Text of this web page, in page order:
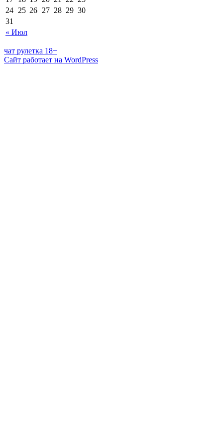
« Июл
24 25 26 27 28 29 30
31
чат рулетка 18+
Сайт работает на WordPress